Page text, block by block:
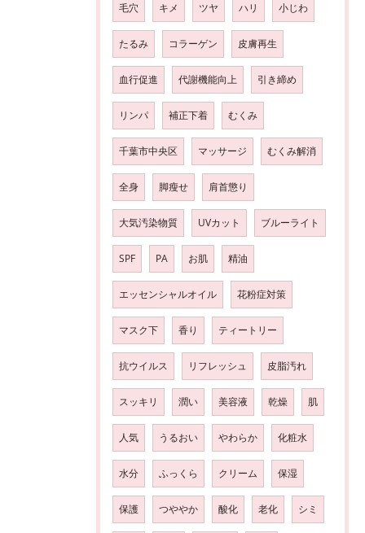
毛穴 キメ ツヤ ハリ 小じわ
たるみ コラーゲン 皮膚再生
血行促進 代謝機能向上 引き締め
リンパ 補正下着 むくみ
千葉市中央区 マッサージ むくみ解消
全身 脚瘦せ 肩首懲り
大気汚染物質 UVカット ブルーライト
SPF PA お肌 精油
エッセンシャルオイル 花粉症対策
マスク下 香り ティートリー
抗ウイルス リフレッシュ 皮脂汚れ
スッキリ 潤い 美容液 乾燥 肌
人気 うるおい やわらか 化粧水
水分 ふっくら クリーム 保湿
保護 つややか 酸化 老化 シミ